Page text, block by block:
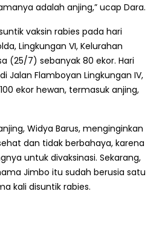
adalah anjing,” ucap Dara.
vaksin rabies pada hari
Lingkungan VI, Kelurahan
(25/7) sebanyak 80 ekor. Hari
Jalan Flamboyan Lingkungan IV,
ekor hewan, termasuk anjing,
Widya Barus, menginginkan
dan tidak berbahaya, karena
untuk divaksinasi. Sekarang,
Jimbo itu sudah berusia satu
kali disuntik rabies.